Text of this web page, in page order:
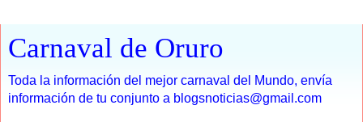
Carnaval de Oruro
Toda la información del mejor carnaval del Mundo, envía
información de tu conjunto a blogsnoticias@gmail.com